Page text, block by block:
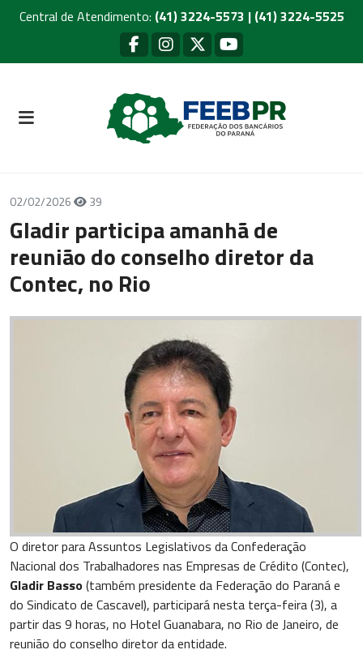
Central de Atendimento: (41) 3224-5573 | (41) 3224-5525
02/02/2026 39
Gladir participa amanhã de
reunião do conselho diretor da
Contec, no Rio
O diretor para Assuntos Legislativos da Confederação
Nacional dos Trabalhadores nas Empresas de Crédito (Contec),
Gladir Basso(também presidente da Federação do Paraná e
do Sindicato de Cascavel), participará nesta terça-feira (3), a
partir das 9 horas, no Hotel Guanabara, no Rio de Janeiro, de
reunião do conselho diretor da entidade.